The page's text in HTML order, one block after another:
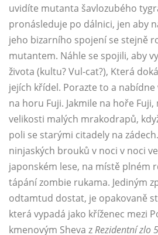
uvidíte mutanta šavlozubého
pronásleduje po dálnici, jen aby
jeho bizarního spojení se stejně
mutantem. Náhle se spojili, aby
života (kultu? Vul-cat?), Která
jejích křídel. Porazte to a
na horu Fuji. Jakmile na hoře
velikosti malých mrakodrapů,
poli se starými citadely na
ninjaských brouků v noci v noci
japonském lese, na místě plném
tápání zombie rukama. Jediným
odtamtud dostat, je opakovaně
která vypadá jako kříženec mezi
kmenovým Sheva zRezidentní zlo 5